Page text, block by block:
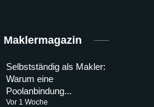
Maklermagazin
Selbstständig als Makler:
Warum eine
Poolanbindung...
Vor 1 Woche